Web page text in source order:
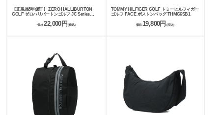
【正規品5年保証】 ZERO HALLIBURTON
GOLF ゼロハリバートンゴルフ JC Series
価格 22,000円(税込)
TOMMY HILFIGER GOLF トミーヒルフィガー
ゴルフ FACE ボストンバッグ THMG6SB1
価格 19,800円 (税込)